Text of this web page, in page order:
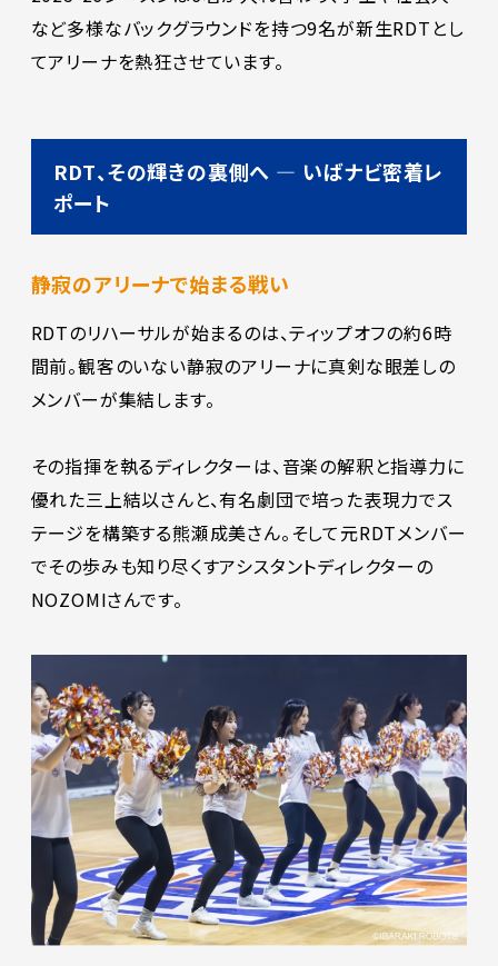
など多様なバックグラウンドを持つ9名が新生RDTとし
てアリーナを熱狂させています。
RDT、その輝きの裏側へ ― いばナビ密着レ
ポート
静寂のアリーナで始まる戦い
RDTのリハーサルが始まるのは、ティップオフの約6時
間前。観客のいない静寂のアリーナに真剣な眼差しの
メンバーが集結します。
その指揮を執るディレクターは、音楽の解釈と指導力に
優れた三上結以さんと、有名劇団で培った表現力でス
テージを構築する熊瀬成美さん。そして元RDTメンバー
でその歩みも知り尽くすアシスタントディレクターの
NOZOMIさんです。